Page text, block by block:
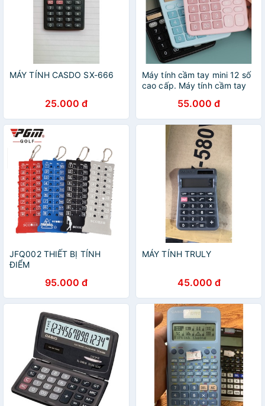
MÁY TÍNH CASDO SX-666
25.000 đ
Máy tính cầm tay mini 12 số
cao cấp. Máy tính cầm tay
55.000 đ
JFQ002 THIẾT BỊ TÍNH
ĐIỂM
95.000 đ
MÁY TÍNH TRULY
45.000 đ